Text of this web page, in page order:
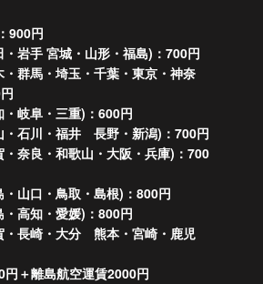
900円
岩手 宮城・山形・福島)：700円
群馬・埼玉・千葉・東京・神奈
岐阜・三重)：600円
・石川・福井 長野・新潟)：700円
奈良・和歌山・大阪・兵庫)：700
山口・鳥取・島根)：800円
高知・愛媛)：800円
・長崎・大分 熊本・宮崎・鹿児
＋離島航空運賃2000円